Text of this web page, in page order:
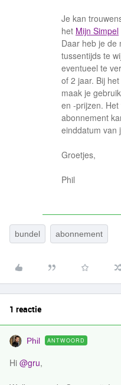
Je kan
het Mijn Simpel
Daar heb je de
tussentijds te
eventueel te
of 2 jaar. Bij
maak je
en -prijzen.
abonnement
einddatum van
Groetjes,
Phil
bundel abonnement
1 reactie
Phil ANTWOORD
Hi @gru,